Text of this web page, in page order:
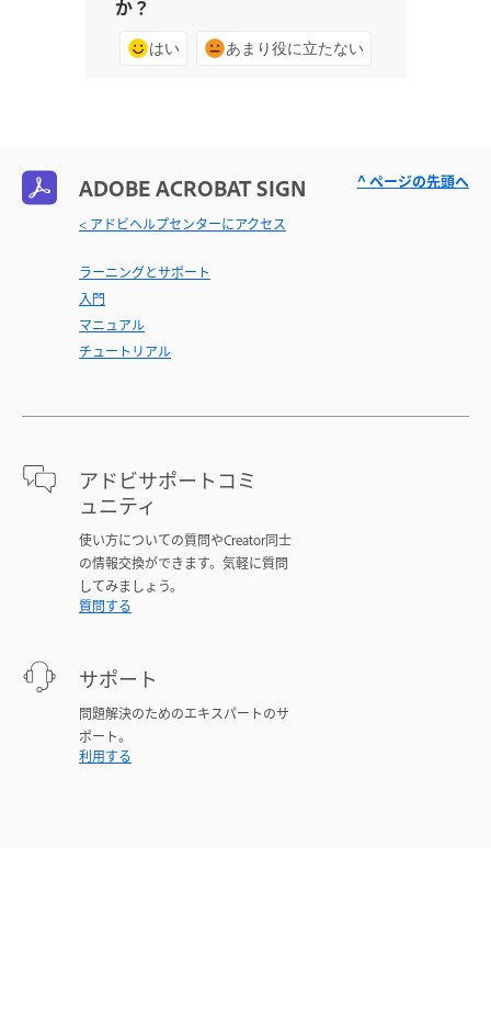
か？
はい あまり役に立たない
ADOBE ACROBAT SIGN
< アドビヘルプセンターにアクセス
ラーニングとサポート
入門
マニュアル
チュートリアル
アドビサポートコミ
ュニティ
使い方についての質問やCreator同士
の情報交換ができます。気軽に質問
してみましょう。
質問する
サポート
問題解決のためのエキスパートのサ
ポート。
利用する
^ ページの先頭へ